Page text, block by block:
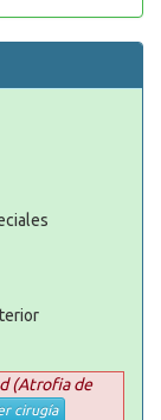
(Atrofia de
cirugía